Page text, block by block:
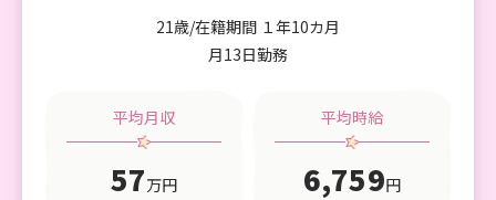
21歳/在籍期間 １年10カ月
月13日勤務
平均月収
57万円
平均時給
6,759円